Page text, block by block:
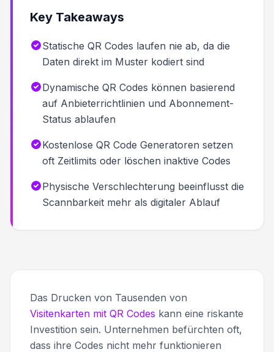
Key Takeaways
Statische QR Codes laufen nie ab, da die
Daten direkt im Muster kodiert sind
Dynamische QR Codes können basierend
auf Anbieterrichtlinien und Abonnement-
Status ablaufen
Kostenlose QR Code Generatoren setzen
oft Zeitlimits oder löschen inaktive Codes
Physische Verschlechterung beeinflusst die
Scannbarkeit mehr als digitaler Ablauf
Das Drucken von Tausenden von
Visitenkarten mit QR Codes kann eine riskante
Investition sein. Unternehmen befürchten oft,
dass ihre Codes nicht mehr funktionieren